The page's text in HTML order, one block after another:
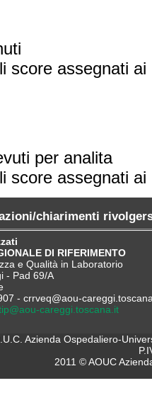
score assegnati
per analita
score assegnati
chiarimenti
DI RIFERIMENTO
e Qualità in Laboratorio
- Pad 69/A
- crrveq@aou-
careggi.toscana.it
Azienda Ospedaliero-
2011 © AOUC